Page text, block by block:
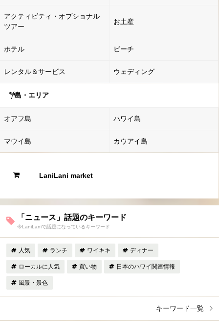
アクティビティ・オプショナル
ツアー
お土産
ホテル ビーチ
レンタル＆サービス ウェディング
島・エリア
オアフ島 ハワイ島
マウイ島 カウアイ島
LaniLani market
「ニュース」話題のキーワード
今LaniLaniで話題になっているキーワード
人気 ランチ ワイキキ ディナー
ローカルに人気 買い物 日本のハワイ関連情報
風景・景色
キーワード一覧